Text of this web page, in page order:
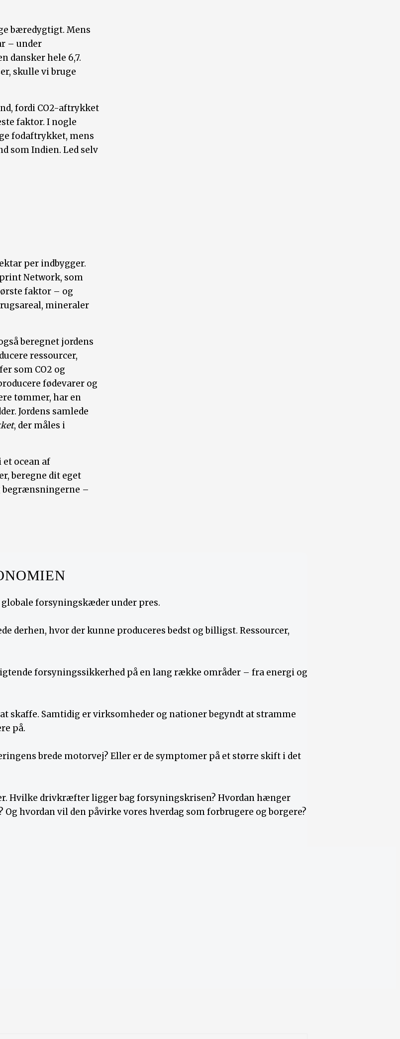
bæredygtigt. Mens
– under
dansker hele 6,7.
skulle vi bruge
fordi CO2-aftrykket
faktor. I nogle
fodaftrykket, mens
som Indien. Led selv
per indbygger.
Network, som
faktor – og
mineraler
beregnet jordens
ressourcer,
som CO2 og
fødevarer og
tømmer, har en
Jordens samlede
, der måles i
ocean af
beregne dit eget
–
forsyningskæder under pres.
derhen, hvor der kunne produceres bedst og billigst. Ressourcer,
forsyningssikkerhed på en lang række områder – fra energi og
skaffe. Samtidig er virksomheder og nationer begyndt at stramme
på.
brede motorvej? Eller er de symptomer på et større skift i det
Hvilke drivkræfter ligger bag forsyningskrisen? Hvordan hænger
hvordan vil den påvirke vores hverdag som forbrugere og borgere?